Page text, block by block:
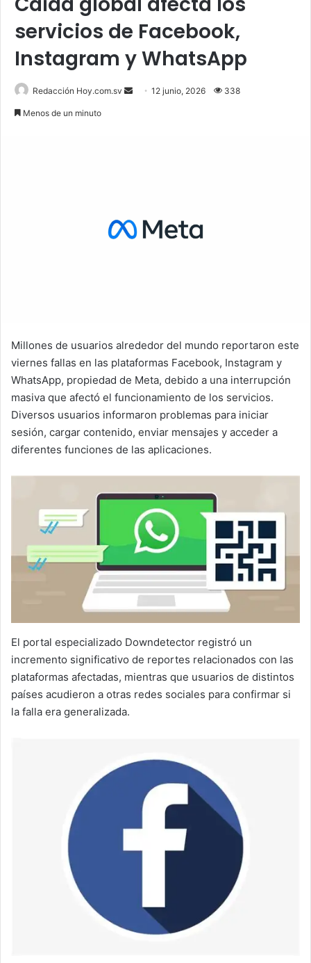
servicios de Facebook,
Instagram y WhatsApp
Redacción Hoy.com.sv
Send12 junio, 2026 338
Menos de un minuto
Millones de usuarios alrededor del mundo reportaron este
viernes fallas en las plataformas Facebook, Instagram y
WhatsApp, propiedad de Meta, debido a una interrupción
masiva que afectó el funcionamiento de los servicios.
Diversos usuarios informaron problemas para iniciar
sesión, cargar contenido, enviar mensajes y acceder a
diferentes funciones de las aplicaciones.
El portal especializado Downdetector registró un
incremento significativo de reportes relacionados con las
plataformas afectadas, mientras que usuarios de distintos
países acudieron a otras redes sociales para confirmar si
la falla era generalizada.